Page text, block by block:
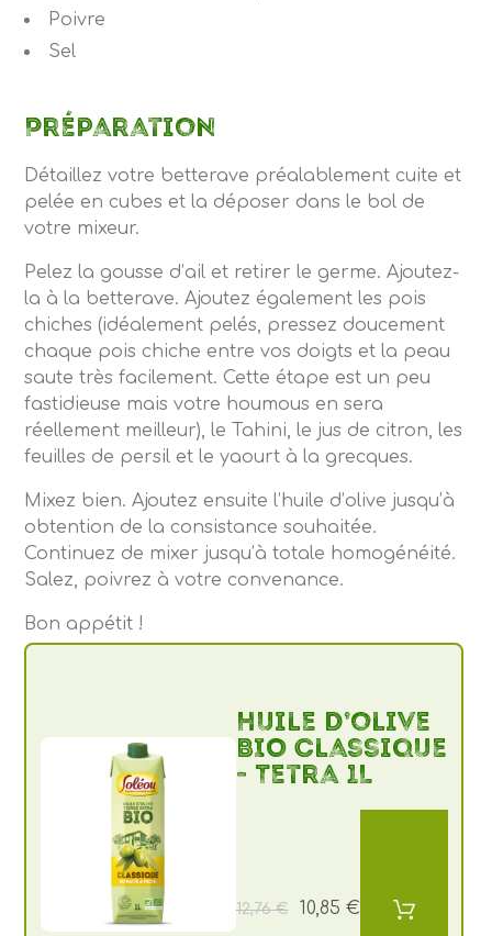
Poivre
Sel
Préparation
Détaillez votre betterave préalablement cuite et
pelée en cubes et la déposer dans le bol de
votre mixeur.
Pelez la gousse d’ail et retirer le germe. Ajoutez-
la à la betterave. Ajoutez également les pois
chiches (idéalement pelés, pressez doucement
chaque pois chiche entre vos doigts et la peau
saute très facilement. Cette étape est un peu
fastidieuse mais votre houmous en sera
réellement meilleur), le Tahini, le jus de citron, les
feuilles de persil et le yaourt à la grecques.
Mixez bien. Ajoutez ensuite l’huile d’olive jusqu’à
obtention de la consistance souhaitée.
Continuez de mixer jusqu’à totale homogénéité.
Salez, poivrez à votre convenance.
Bon appétit !
Huile d’olive
BIO Classique
- Tetra 1L
12,76 € 10,85 €